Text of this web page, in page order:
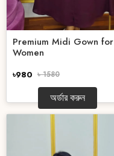
Premium Midi Gown for
Women
৳980 ৳ 1580
অর্ডার করুন